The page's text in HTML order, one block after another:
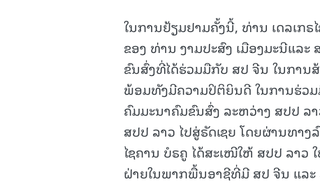
ໃນການຢ້ຽມຢາມຄັ້ງນີ້, ທ່ານ ເດລເກ
ຂອງ ທ່ານ ງາມປະສົງ ເມືອງມະນີແລ
ຂົນສົ່ງທີ່ໄດ້ຮ່ວມມືກັບ ສປ ຈີນ ໃນກາ
ພ້ອມທັງມີຄວາມປິຕິຍິນດີ ໃນການຮ່ວ
ຄົມມະນາຄົມຂົນສົ່ງ ລະຫວ່າງ ສປປ ລ
ສປປ ລາວ ໄປສູ່ຣັດເຊຍ ໂດຍຜ່ານທາ
ໄຊຄານ ບໍຣຄູ ໄດ້ສະເໜີໃຫ້ ສປປ ລາ
ຝ່າຍໃນພາກພື້ນອາຊີທີ່ມີ ສປ ຈີນ ແລະ